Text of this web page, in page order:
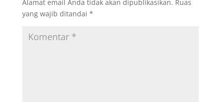
Alamat email Anda tidak akan dipublikasikan. Ruas
yang wajib ditandai *